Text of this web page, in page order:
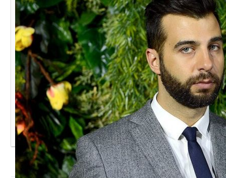
Похожие записи:
Тест: угадываем дома из знаменитых фильмов и
сериалов
Тест: угадываем любимые советские фильмы о сильных
женщинах
Где живёт Иван Ургант: элитные апартаменты
популярного ведущего
Добавить комментарий